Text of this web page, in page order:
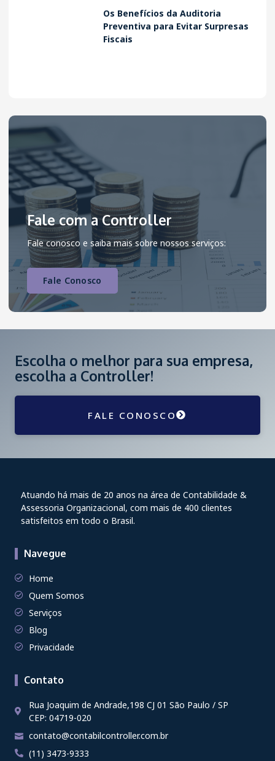
Os Benefícios da Auditoria
Preventiva para Evitar Surpresas
Fiscais
Fale com a Controller
Fale conosco e saiba mais sobre nossos serviços:
Fale Conosco
Escolha o melhor para sua empresa,
escolha a Controller!
FALE CONOSCO
Atuando há mais de 20 anos na área de Contabilidade &
Assessoria Organizacional, com mais de 400 clientes
satisfeitos em todo o Brasil.
Navegue
Home
Quem Somos
Serviços
Blog
Privacidade
Contato
Rua Joaquim de Andrade,198 CJ 01 São Paulo / SP
CEP: 04719-020
contato@contabilcontroller.com.br
(11) 3473-9333